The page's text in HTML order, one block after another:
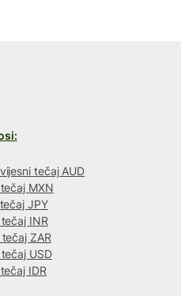
tečaj AUD
MXN
JPY
INR
ZAR
USD
IDR